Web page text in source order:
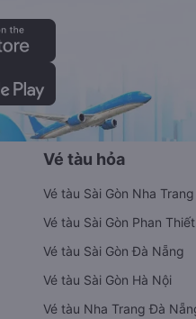
Vé tàu hỏa
Vé tàu Sài Gòn Nha Trang
Vé tàu Sài Gòn Phan Thiết
Vé tàu Sài Gòn Đà Nẵng
Vé tàu Sài Gòn Hà Nội
Vé tàu Nha Trang Đà